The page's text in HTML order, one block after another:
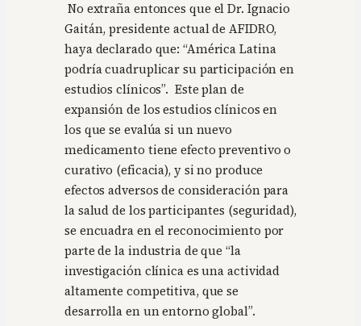
No extraña entonces que el Dr. Ignacio
Gaitán, presidente actual de AFIDRO,
haya declarado que: “América Latina
podría cuadruplicar su participación en
estudios clínicos”. Este plan de
expansión de los estudios clínicos en
los que se evalúa si un nuevo
medicamento tiene efecto preventivo o
curativo (eficacia), y si no produce
efectos adversos de consideración para
la salud de los participantes (seguridad),
se encuadra en el reconocimiento por
parte de la industria de que “la
investigación clínica es una actividad
altamente competitiva, que se
desarrolla en un entorno global”.